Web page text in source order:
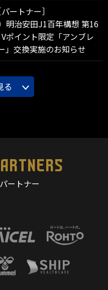
パートナー］
明治安田J1百年構想 第16
ポイント限定「アンブレ
」交換実施のお知らせ
る
ートナー